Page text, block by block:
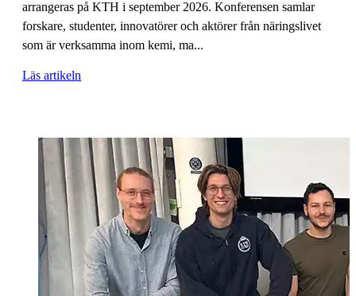
arrangeras på KTH i september 2026. Konferensen samlar
forskare, studenter, innovatörer och aktörer från näringslivet
som är verksamma inom kemi, ma...
Läs artikeln